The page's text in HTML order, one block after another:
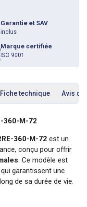
Garantie et SAV
inclus
Marque certifiée
ISO 9001
Fiche technique Avis